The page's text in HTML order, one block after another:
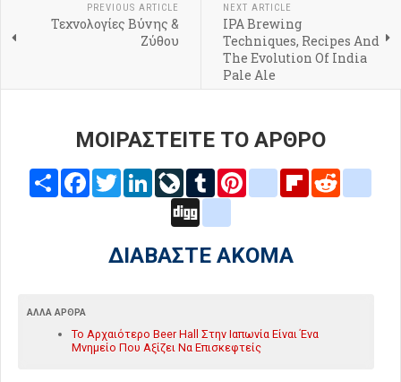
PREVIOUS ARTICLE
Τεχνολογίες Βύνης &
Ζύθου
NEXT ARTICLE
IPA Brewing
Techniques, Recipes And
The Evolution Of India
Pale Ale
ΜΟΙΡΑΣΤΕΙΤΕ ΤΟ ΑΡΘΡΟ
Share FacebookTwitterLinkedInLiveJournal
Tumblr Pinterestblogger_post
Flipboard
ΔΙΑΒΑΣΤΕ ΑΚΟΜΑ
ΆΛΛΑ ΆΡΘΡΑ
Το Αρχαιότερο Beer Hall Στην Ιαπωνία Είναι Ένα
Μνημείο Που Αξίζει Να Επισκεφτείς